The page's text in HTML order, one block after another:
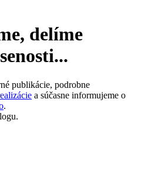
delíme
publikácie, podrobne
a súčasne informujeme o
.